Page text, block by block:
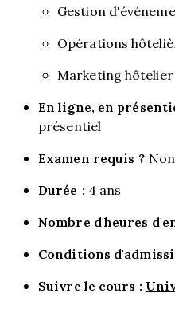
Gestion
Opérations
Marketing hôtelier
En ligne, en
présentiel
Examen requis ? Non
Durée : 4 ans
Nombre d'heures
Conditions
Suivre le cours :